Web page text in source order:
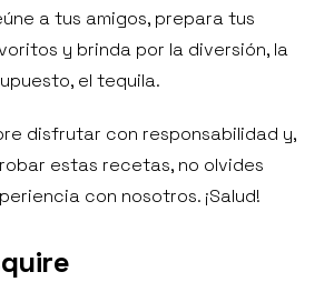
a tus amigos, prepara tus
y brinda por la diversión, la
el tequila.
disfrutar con responsabilidad y,
estas recetas, no olvides
con nosotros. ¡Salud!